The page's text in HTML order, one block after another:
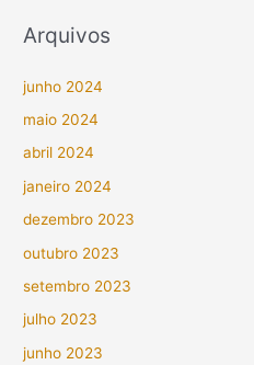
Arquivos
junho 2024
maio 2024
abril 2024
janeiro 2024
dezembro 2023
outubro 2023
setembro 2023
julho 2023
junho 2023